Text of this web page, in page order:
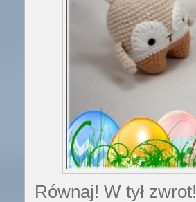
Równaj! W tył zwrot!